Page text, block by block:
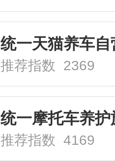
统一天猫养车自
推荐指数 2369
统一摩托车养护
推荐指数 4169